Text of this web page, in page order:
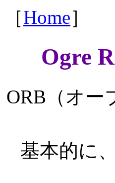
［Home］
Ogre
ORB（オ
基本的に